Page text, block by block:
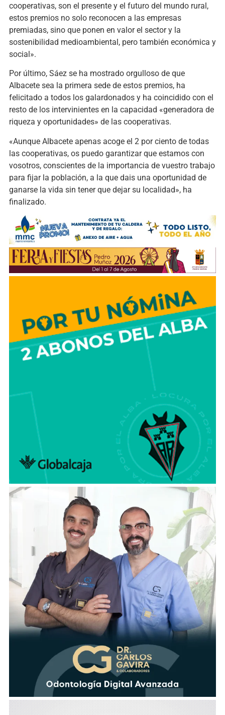
cooperativas, son el presente y el futuro del mundo rural,
estos premios no solo reconocen a las empresas
premiadas, sino que ponen en valor el sector y la
sostenibilidad medioambiental, pero también económica y
social».
Por último, Sáez se ha mostrado orgulloso de que
Albacete sea la primera sede de estos premios, ha
felicitado a todos los galardonados y ha coincidido con el
resto de los intervinientes en la capacidad «generadora de
riqueza y oportunidades» de las cooperativas.
«Aunque Albacete apenas acoge el 2 por ciento de todas
las cooperativas, os puedo garantizar que estamos con
vosotros, conscientes de la importancia de vuestro trabajo
para fijar la población, a la que dais una oportunidad de
ganarse la vida sin tener que dejar su localidad», ha
finalizado.